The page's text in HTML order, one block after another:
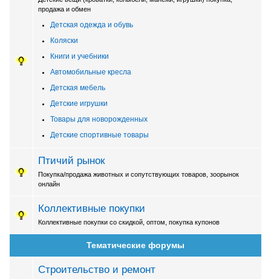
продажа и обмен
Детская одежда и обувь
Коляски
Книги и учебники
Автомобильные кресла
Детская мебель
Детские игрушки
Товары для новорожденных
Детские спортивные товары
Птичий рынок
Покупка/продажа животных и сопутствующих товаров, зоорынок
онлайн
Коллективные покупки
Коллективные покупки со скидкой, оптом, покупка купонов
Тематические форумы
Строительство и ремонт